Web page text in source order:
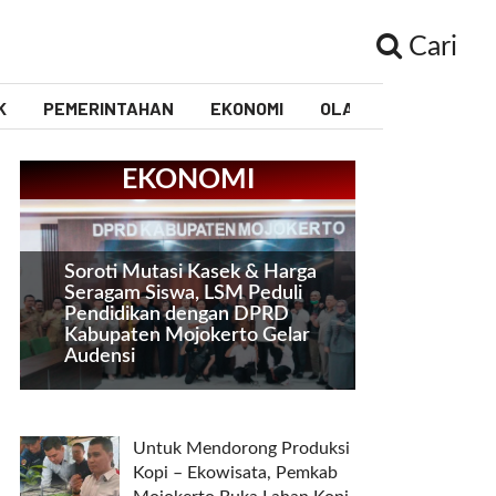
Cari
PEMERINTAHAN EKONOMI OLAHRAGA
EKONOMI
Soroti Mutasi Kasek & Harga
Seragam Siswa, LSM Peduli
Pendidikan dengan DPRD
Kabupaten Mojokerto Gelar
Audensi
Untuk Mendorong Produksi
Kopi – Ekowisata, Pemkab